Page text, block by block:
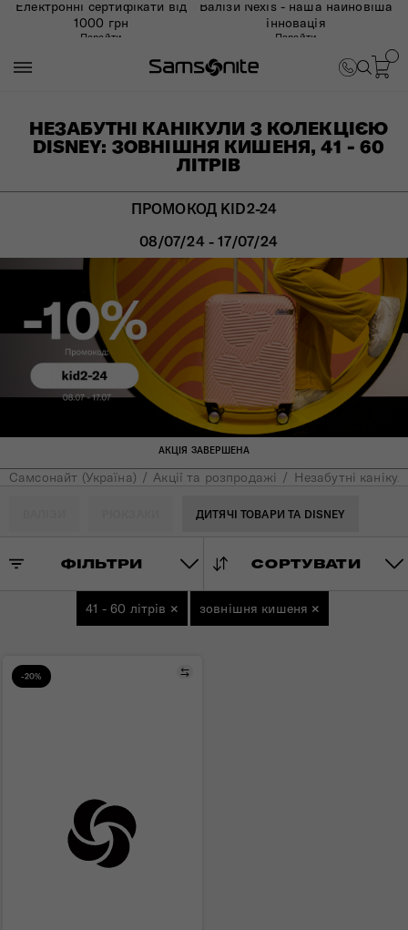
Електронні сертифікати від
1000 грн
Перейти
Валізи Nexis - наша найновіша
інновація
Перейти
НЕЗАБУТНІ КАНІКУЛИ З КОЛЕКЦІЄЮ
DISNEY: ЗОВНІШНЯ КИШЕНЯ, 41 - 60
ЛІТРІВ
ПРОМОКОД KID2-24
08/07/24 - 17/07/24
АКЦІЯ ЗАВЕРШЕНА
Самсонайт (Україна) Акції та розпродажі Незабутні
ДИТЯЧІ ТОВАРИ ТА DISNEY
ФІЛЬТРИ СОРТУВАТИ
41 - 60 літрів × зовнішня кишеня ×
-20% Порівняти